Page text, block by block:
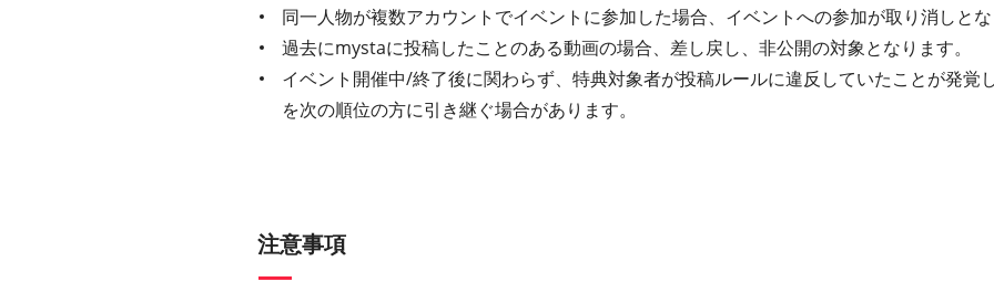
同一人物が複数アカウントでイベントに参加した場合、イベントへの参加が取り消しとな
過去にmystaに投稿したことのある動画の場合、差し戻し、非公開の対象となります。
イベント開催中/終了後に関わらず、特典対象者が投稿ルールに違反していたことが発覚
を次の順位の方に引き継ぐ場合があります。
注意事項